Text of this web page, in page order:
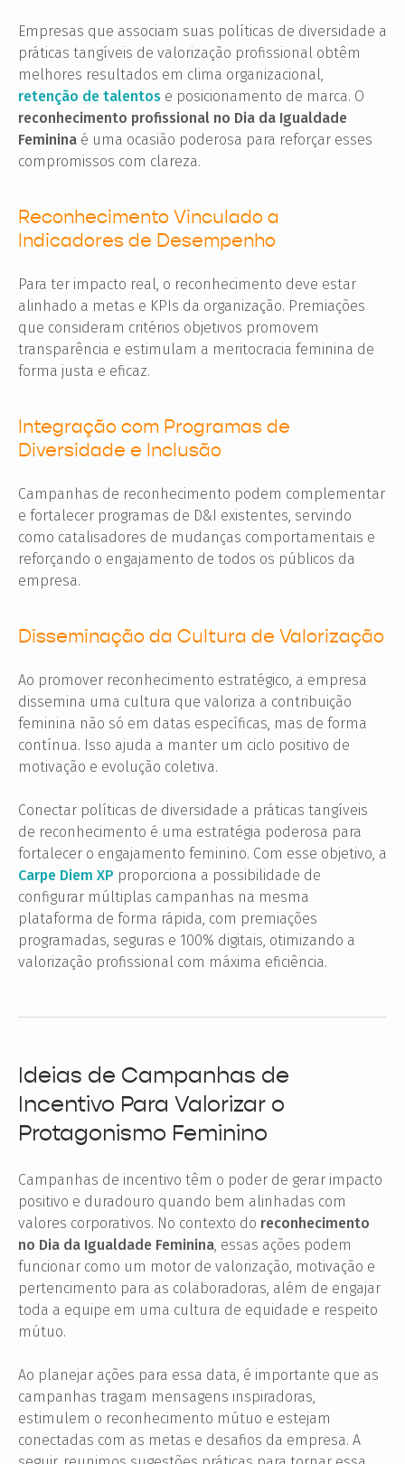
Empresas que associam suas políticas de diversidade a
práticas tangíveis de valorização profissional obtêm
melhores resultados em clima organizacional,
retenção de talentos e posicionamento de marca. O
reconhecimento profissional no Dia da Igualdade
Feminina é uma ocasião poderosa para reforçar esses
compromissos com clareza.
Reconhecimento Vinculado a
Indicadores de Desempenho
Para ter impacto real, o reconhecimento deve estar
alinhado a metas e KPIs da organização. Premiações
que consideram critérios objetivos promovem
transparência e estimulam a meritocracia feminina de
forma justa e eficaz.
Integração com Programas de
Diversidade e Inclusão
Campanhas de reconhecimento podem complementar
e fortalecer programas de D&I existentes, servindo
como catalisadores de mudanças comportamentais e
reforçando o engajamento de todos os públicos da
empresa.
Disseminação da Cultura de Valorização
Ao promover reconhecimento estratégico, a empresa
dissemina uma cultura que valoriza a contribuição
feminina não só em datas específicas, mas de forma
contínua. Isso ajuda a manter um ciclo positivo de
motivação e evolução coletiva.
Conectar políticas de diversidade a práticas tangíveis
de reconhecimento é uma estratégia poderosa para
fortalecer o engajamento feminino. Com esse objetivo, a
Carpe Diem XP proporciona a possibilidade de
configurar múltiplas campanhas na mesma
plataforma de forma rápida, com premiações
programadas, seguras e 100% digitais, otimizando a
valorização profissional com máxima eficiência.
Ideias de Campanhas de
Incentivo Para Valorizar o
Protagonismo Feminino
Campanhas de incentivo têm o poder de gerar impacto
positivo e duradouro quando bem alinhadas com
valores corporativos. No contexto do reconhecimento
no Dia da Igualdade Feminina, essas ações podem
funcionar como um motor de valorização, motivação e
pertencimento para as colaboradoras, além de engajar
toda a equipe em uma cultura de equidade e respeito
mútuo.
Ao planejar ações para essa data, é importante que as
campanhas tragam mensagens inspiradoras,
estimulem o reconhecimento mútuo e estejam
conectadas com as metas e desafios da empresa. A